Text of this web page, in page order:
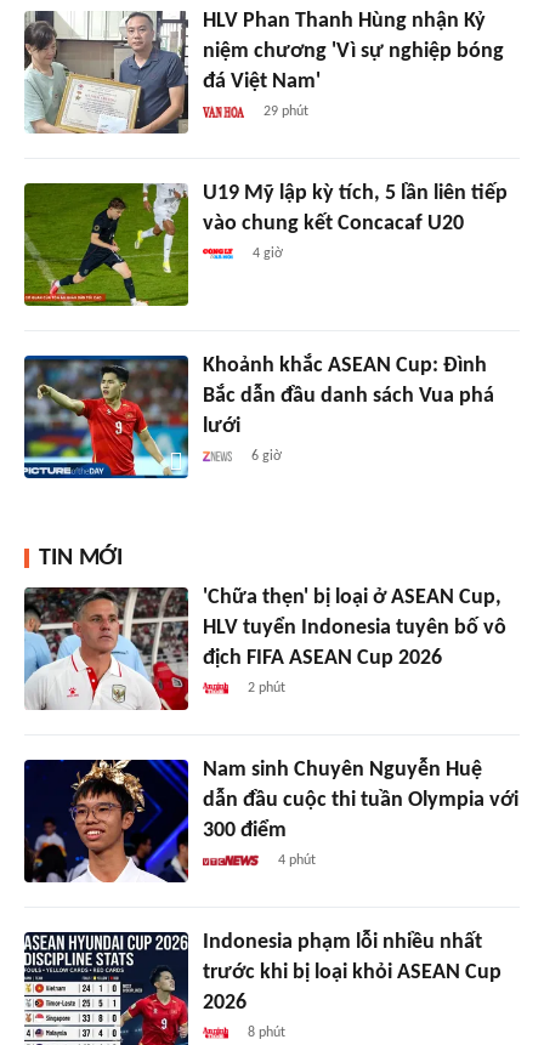
HLV Phan Thanh Hùng nhận Kỷ
niệm chương 'Vì sự nghiệp bóng
đá Việt Nam'
29 phút
U19 Mỹ lập kỳ tích, 5 lần liên tiếp
vào chung kết Concacaf U20
4 giờ
Khoảnh khắc ASEAN Cup: Đình
Bắc dẫn đầu danh sách Vua phá
lưới
6 giờ
TIN MỚI
'Chữa thẹn' bị loại ở ASEAN Cup,
HLV tuyển Indonesia tuyên bố vô
địch FIFA ASEAN Cup 2026
2 phút
Nam sinh Chuyên Nguyễn Huệ
dẫn đầu cuộc thi tuần Olympia với
300 điểm
4 phút
Indonesia phạm lỗi nhiều nhất
trước khi bị loại khỏi ASEAN Cup
2026
8 phút